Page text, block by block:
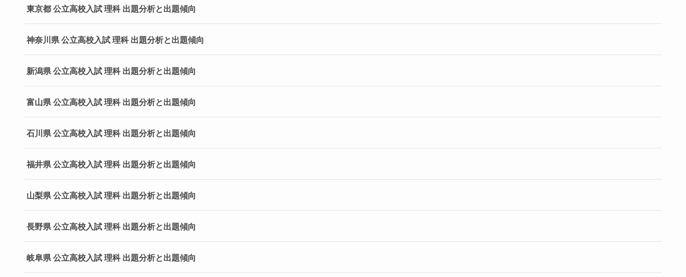
東京都 公立高校入試 理科 出題分析と出題傾向
神奈川県 公立高校入試 理科 出題分析と出題傾向
新潟県 公立高校入試 理科 出題分析と出題傾向
富山県 公立高校入試 理科 出題分析と出題傾向
石川県 公立高校入試 理科 出題分析と出題傾向
福井県 公立高校入試 理科 出題分析と出題傾向
山梨県 公立高校入試 理科 出題分析と出題傾向
長野県 公立高校入試 理科 出題分析と出題傾向
岐阜県 公立高校入試 理科 出題分析と出題傾向